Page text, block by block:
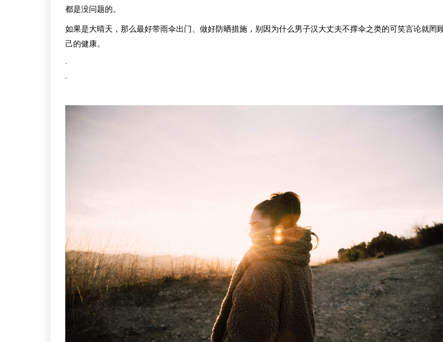
都是没问题的。
如果是大晴天，那么最好带雨伞出门、做好防晒措施，别因为什么男子汉大丈夫不撑伞之类的可笑言论就罔
己的健康。
·
·